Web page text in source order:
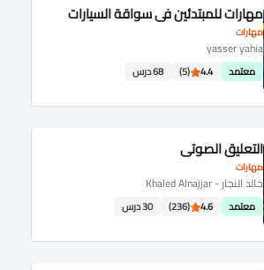
مهارات
مهارات للمبتدئين في سواقة السيارات
yasser yahia
معتمد 4.4
(5) 68 درس
مهارات
التعليق الصوتي
خالد النجار - Khaled Alnajjar
معتمد 4.6
(236) 30 درس